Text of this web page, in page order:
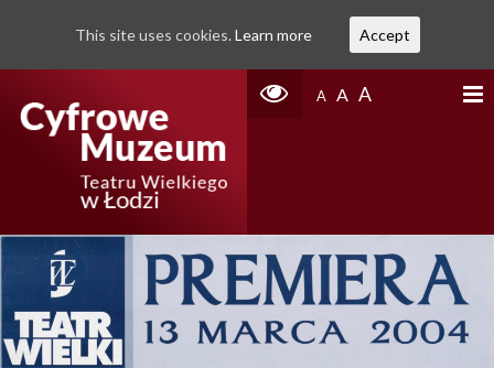
A A A
This site uses cookies. Learn more Accept